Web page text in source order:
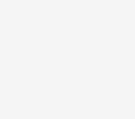
メールに